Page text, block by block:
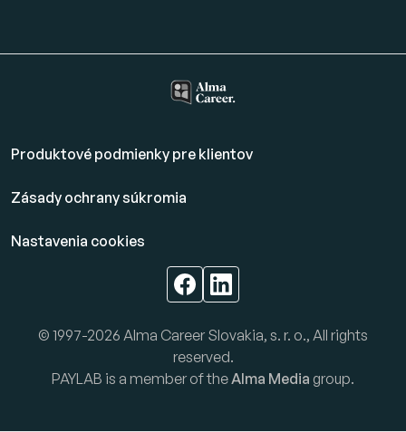
Produktové podmienky pre klientov
Zásady ochrany súkromia
Nastavenia cookies
© 1997-2026 Alma Career Slovakia, s. r. o., All rights
reserved.
PAYLAB is a member of theAlma Media group.